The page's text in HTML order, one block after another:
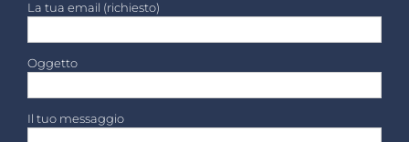
La tua email (richiesto)
Oggetto
Il tuo messaggio